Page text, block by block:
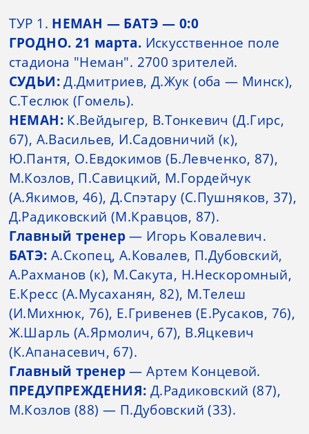
ТУР 1. НЕМАН — БАТЭ — 0:0
ГРОДНО. 21 марта. Искусственное поле
стадиона "Неман". 2700 зрителей.
СУДЬИ:Д.Дмитриев, Д.Жук (оба — Минск),
С.Теслюк (Гомель).
НЕМАН:К.Вейдыгер, В.Тонкевич (Д.Гирс,
67), А.Васильев, И.Садовничий (к),
Ю.Пантя, О.Евдокимов (Б.Левченко, 87),
М.Козлов, П.Савицкий, М.Гордейчук
(А.Якимов, 46), Д.Спэтару (С.Пушняков, 37),
Д.Радиковский (М.Кравцов, 87).
Главный тренер— Игорь Ковалевич.
БАТЭ: А.Скопец, А.Ковалев, П.Дубовский,
А.Рахманов (к), М.Сакута, Н.Нескоромный,
Е.Кресс (А.Мусаханян, 82), М.Телеш
(И.Михнюк, 76), Е.Гривенев (Е.Русаков, 76),
Ж.Шарль (А.Ярмолич, 67), В.Яцкевич
(К.Апанасевич, 67).
Главный тренер— Артем Концевой.
ПРЕДУПРЕЖДЕНИЯ: Д.Радиковский (87),
М.Козлов (88) — П.Дубовский (33).